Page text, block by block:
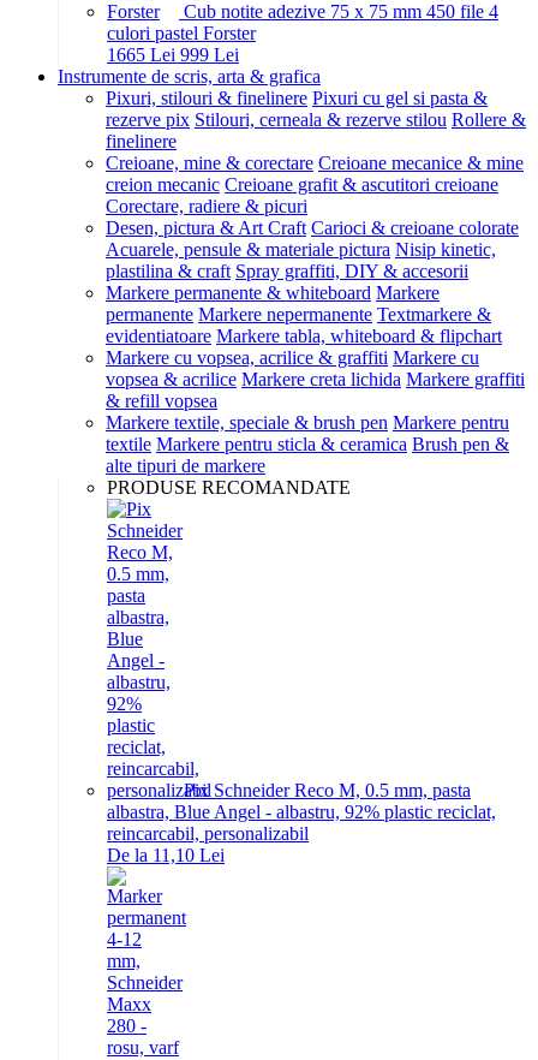
Cub notite adezive 75 x 75 mm 450 file 4
culori pastel Forster
1665 Lei 999 Lei
Instrumente de scris, arta & grafica
Pixuri, stilouri & finelinere Pixuri cu gel si pasta &
rezerve pix Stilouri, cerneala & rezerve stilou Rollere &
finelinere
Creioane, mine & corectare Creioane mecanice & mine
creion mecanic Creioane grafit & ascutitori creioane
Corectare, radiere & picuri
Desen, pictura & Art Craft Carioci & creioane colorate
Acuarele, pensule & materiale pictura Nisip kinetic,
plastilina & craft Spray graffiti, DIY & accesorii
Markere permanente & whiteboard Markere
permanente Markere nepermanente Textmarkere &
evidentiatoare Markere tabla, whiteboard & flipchart
Markere cu vopsea, acrilice & graffiti Markere cu
vopsea & acrilice Markere creta lichida Markere graffiti
& refill vopsea
Markere textile, speciale & brush pen Markere pentru
textile Markere pentru sticla & ceramica Brush pen &
alte tipuri de markere
PRODUSE RECOMANDATE
Pix Schneider Reco M, 0.5 mm, pasta
albastra, Blue Angel - albastru, 92% plastic reciclat,
reincarcabil, personalizabil
De la 11,10 Lei